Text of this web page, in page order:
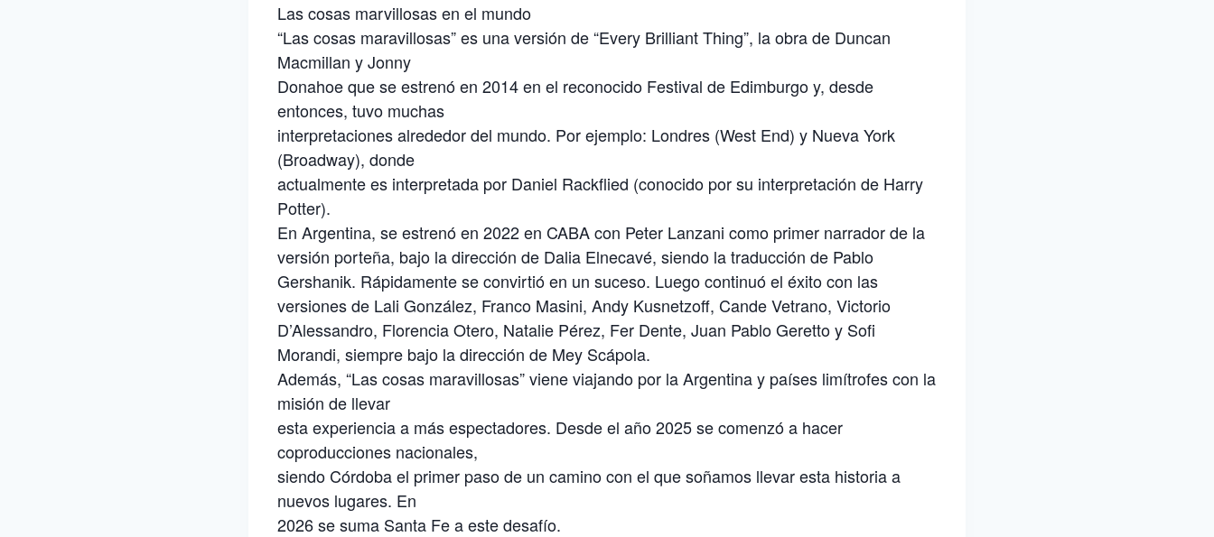
Las cosas marvillosas en el mundo
“Las cosas maravillosas” es una versión de “Every Brilliant Thing”, la obra de Duncan
Macmillan y Jonny
Donahoe que se estrenó en 2014 en el reconocido Festival de Edimburgo y, desde
entonces, tuvo muchas
interpretaciones alrededor del mundo. Por ejemplo: Londres (West End) y Nueva York
(Broadway), donde
actualmente es interpretada por Daniel Rackflied (conocido por su interpretación de Harry
Potter).
En Argentina, se estrenó en 2022 en CABA con Peter Lanzani como primer narrador de la
versión porteña, bajo la dirección de Dalia Elnecavé, siendo la traducción de Pablo
Gershanik. Rápidamente se convirtió en un suceso. Luego continuó el éxito con las
versiones de Lali González, Franco Masini, Andy Kusnetzoff, Cande Vetrano, Victorio
D’Alessandro, Florencia Otero, Natalie Pérez, Fer Dente, Juan Pablo Geretto y Sofi
Morandi, siempre bajo la dirección de Mey Scápola.
Además, “Las cosas maravillosas” viene viajando por la Argentina y países limítrofes con la
misión de llevar
esta experiencia a más espectadores. Desde el año 2025 se comenzó a hacer
coproducciones nacionales,
siendo Córdoba el primer paso de un camino con el que soñamos llevar esta historia a
nuevos lugares. En
2026 se suma Santa Fe a este desafío.